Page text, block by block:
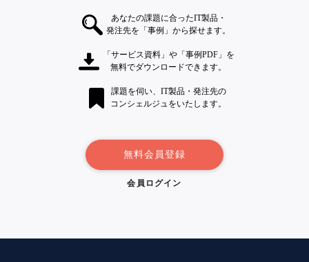
あなたの課題に合ったIT製品・
発注先を「事例」から探せます。
「サービス資料」や「事例PDF」を
無料でダウンロードできます。
課題を伺い、IT製品・発注先の
コンシェルジュをいたします。
無料会員登録
会員ログイン